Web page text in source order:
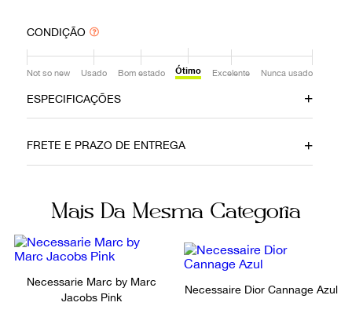
CONDIÇÃO
Not so new Usado Bom estado Ótimo Excelente Nunca usado
ESPECIFICAÇÕES
Couro Marrom
Zíper c/ dustbag
Número de Série Bolsos internos
1
Ocasião
FRETE E PRAZO DE ENTREGA
Não sei meu CEP
Mais Da Mesma Categoria
Necessarie Marc by Marc
Jacobs Pink
Necessaire Dior Cannage Azul